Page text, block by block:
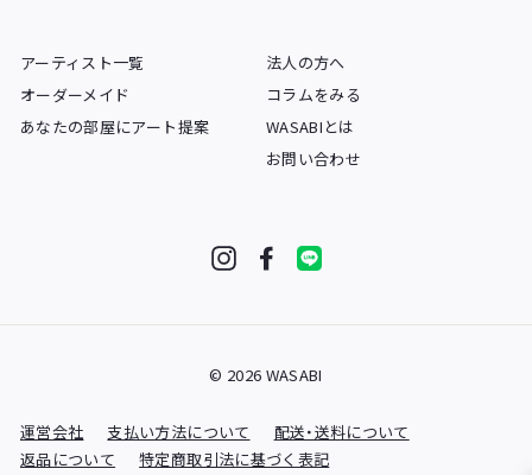
アーティスト一覧
オーダーメイド
あなたの部屋にアート提案
法人の方へ
コラムをみる
WASABIとは
お問い合わせ
© 2026 WASABI
運営会社 支払い方法について
配送・送料について
返品について
特定商取引法に基づく表記